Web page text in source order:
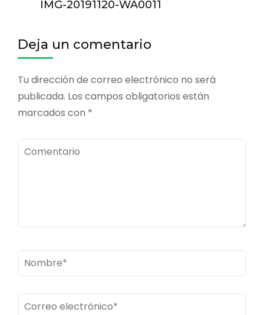
WA0011
entradas
IMG-20191120-WA0011
Deja un comentario
Tu dirección de correo electrónico no será
publicada. Los campos obligatorios están
marcados con *
Comentario
Nombre*
Correo